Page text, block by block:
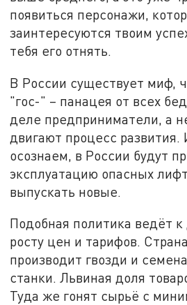
появиться персонажи,
заинтересуются твоим
тебя его отнять.
В России существует миф,
"гос-" – панацея от всех
деле предприниматели, а
двигают процесс
осознаем, в России будут
эксплуатацию опасных
выпускать новые.
Подобная политика ведёт
росту цен и тарифов.
производит гвозди и
станки. Львиная доля
Туда же гонят сырьё с